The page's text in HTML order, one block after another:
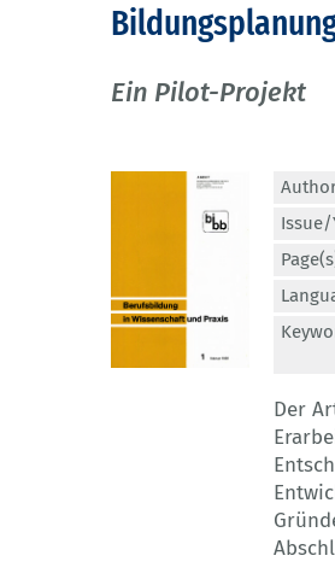
Ein Pilot-Projekt
Issue/
Der